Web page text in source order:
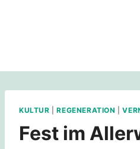
KULTUR |REGENERATION |
Fest im